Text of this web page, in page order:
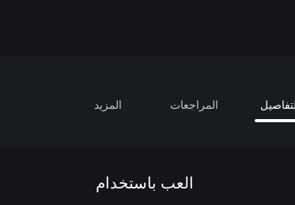
المراجعات المزيد
العب باستخدام